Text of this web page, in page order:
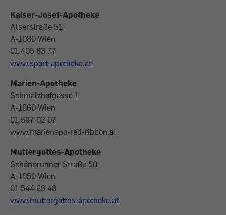
Kaiser-Josef-Apotheke
Alserstraße 51
A-1080 Wien
01 405 63 77
www.sport-apotheke.at
Marien-Apotheke
Schmalzhofgasse 1
A-1060 Wien
01 597 02 07
www.marienapo-red-ribbon.at
Muttergottes-Apotheke
Schönbrunner Straße 50
A-1050 Wien
01 544 63 48
www.muttergottes-apotheke.at